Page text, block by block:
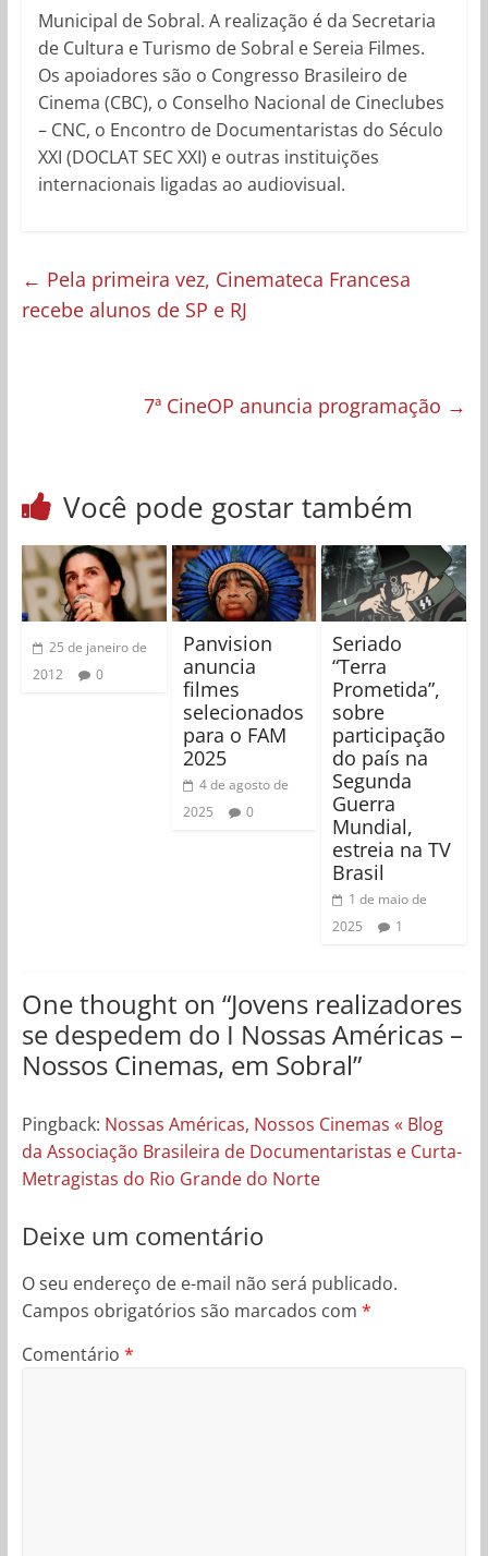
Municipal de Sobral. A realização é da Secretaria
de Cultura e Turismo de Sobral e Sereia Filmes.
Os apoiadores são o Congresso Brasileiro de
Cinema (CBC), o Conselho Nacional de Cineclubes
– CNC, o Encontro de Documentaristas do Século
XXI (DOCLAT SEC XXI) e outras instituições
internacionais ligadas ao audiovisual.
← Pela primeira vez, Cinemateca Francesa
recebe alunos de SP e RJ
7ª CineOP anuncia programação →
Você pode gostar também
25 de janeiro de
2012
0
Panvision
anuncia
filmes
selecionados
para o FAM
2025
4 de agosto de
2025
0
Seriado
“Terra
Prometida”,
sobre
participação
do país na
Segunda
Guerra
Mundial,
estreia na TV
Brasil
1 de maio de
2025
1
One thought on “Jovens realizadores
se despedem do I Nossas Américas –
Nossos Cinemas, em Sobral”
Pingback: Nossas Américas, Nossos Cinemas « Blog
da Associação Brasileira de Documentaristas e Curta-
Metragistas do Rio Grande do Norte
Deixe um comentário
O seu endereço de e-mail não será publicado.
Campos obrigatórios são marcados com *
Comentário *